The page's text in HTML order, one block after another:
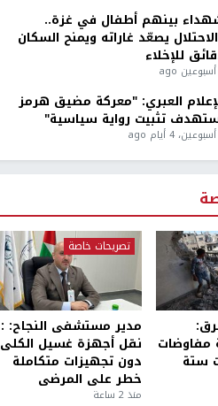
بينهم أطفال في غزة..
يصعّد غاراته ويمنح السكان
للإخلاء
العبري: "معركة مضيق هرمز
تثبيت رواية سياسية"
مفاوضات
ستة
تصريحات خاصة
مدير مستشفى النجاح: :
نقل أجهزة غسيل الكلى
دون تجهيزات متكاملة
خطر على المرضى
منذ 2 ساعة